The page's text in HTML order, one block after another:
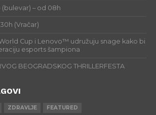
– od 08h
(Vračar)
Cup i Lenovo™ udružuju snage kako bi
esports šampiona
BEOGRADSKOG THRILLERFESTA
ZDRAVLJE
FEATURED